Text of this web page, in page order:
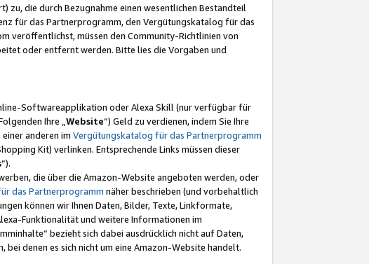
zu, die durch Bezugnahme einen wesentlichen Bestandteil
für das Partnerprogramm, den Vergütungskatalog für das
veröffentlichst, müssen den Community-Richtlinien von
oder entfernt werden. Bitte lies die Vorgaben und
Softwareapplikation oder Alexa Skill (nur verfügbar für
Ihre „ Website“) Geld zu verdienen, indem Sie Ihre
anderen im Vergütungskatalog für das Partnerprogramm
Kit) verlinken. Entsprechende Links müssen dieser
“).
die über die Amazon-Website angeboten werden, oder
das Partnerprogramm näher beschrieben (und vorbehaltlich
können wir Ihnen Daten, Bilder, Texte, Linkformate,
Funktionalität und weitere Informationen im
bezieht sich dabei ausdrücklich nicht auf Daten,
denen es sich nicht um eine Amazon-Website handelt.